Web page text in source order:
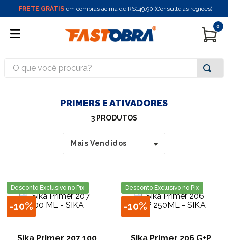
FRETE GRÁTIS em compras acima de R$149,90 (Consulte as regiões)
0
O que você procura?
PRIMERS E ATIVADORES
3 PRODUTOS
Mais Vendidos
Desconto Exclusivo no Pix
-10%
Desconto Exclusivo no Pix
-10%